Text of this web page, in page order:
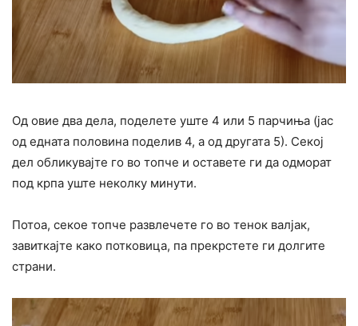
Од овие два дела, поделете уште 4 или 5 парчиња (јас
од едната половина поделив 4, а од другата 5). Секој
дел обликувајте го во топче и оставете ги да одморат
под крпа уште неколку минути.
Потоа, секое топче развлечете го во тенок валјак,
завиткајте како потковица, па прекрстете ги долгите
страни.